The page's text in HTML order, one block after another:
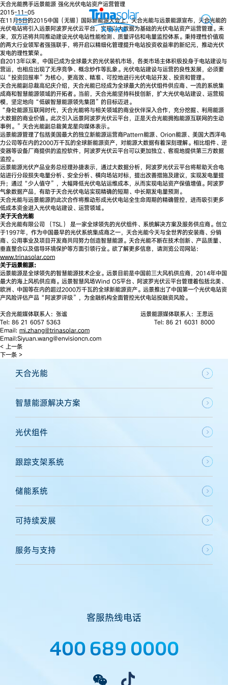
天合光能携手远景能源 强化光伏电站资产运营管理
2015-11-05
在11月5日的2015中国（无锡）国际新能源大会上，天合光能与远景能源宣布，天合光能的
光伏电站将引入远景阿波罗光伏云平台，实现以大数据为基础的光伏电站资产运营管理。未
来，双方还将共同推动建设光伏电站性能检测、质量评估和电量监控体系。秉持理性价值观
的两大行业领军者强强联手，将开启以精细化管理提升电站投资收益率的新纪元，推动光伏
发电的理性繁荣。
自2013年以来，中国已成为全球最大的光伏装机市场，各类市场主体积极投身于电站建设与
营运，也相应出现了无序竞争、概念炒作等乱象。光伏电站建设与运营的良性发展，必须要
以“投资回报率”为核心，更高效、精准、可控地进行光伏电站开发、投资和管理。
天合光能副总裁高纪庆介绍，天合光能已经成为全球最大的光伏组件供应商、一流的系统集
成商和智慧能源领域的开拓者。当前，天合光能坚持科技创新，扩大光伏电站建设、运营规
模，坚定地向“低碳智慧能源领先集团”的目标迈进。
“身处能源互联网时代，天合光能将与相关领域的商业伙伴深入合作，充分挖掘、利用能源
大数据的商业价值。此次引入远景阿波罗光伏云平台，正是天合光能拥抱能源互联网的生动
事例。”天合光能副总裁黄龙星向媒体表示。
远景能源管理了包括美国最大的独立新能源运营商Pattern能源、Orion能源、美国大西洋电
力公司等在内的2000万千瓦的全球新能源资产，对能源大数据有着深刻理解。相比组件、逆
变器等设备厂商提供的监控软件，阿波罗光伏云平台可以更加独立、客观地提供第三方数据
监控。
远景能源光伏产品业务总经理孙捷表示，通过大数据分析，阿波罗光伏云平台将帮助天合电
站进行分段损失电量分析、安全分析、横向场站对标，提出改善措施及建议，实现发电量提
升；通过“少人值守”，大幅降低光伏电站运维成本，从而实现电站资产保值增值。阿波罗
气象数据产品，有助于天合光伏电站实现精确的短期、中长期发电量预测。
天合光能与远景能源的此次合作将推动形成光伏电站全生命周期的精确管控，进而吸引更多
低成本资金进入光伏电站建设、运营领域。
关于天合光能
天合光能有限公司 （TSL） 是一家全球领先的光伏组件、系统解决方案及服务供应商。创立
于1997年，作为中国最早的光伏系统集成商之一，天合光能今天与全世界的安装商、分销
商、公用事业及项目开发商共同努力创造智慧能源。天合光能不断在技术创新、产品质量、
垂直整合以及倡导环境保护等方面引领行业。欲了解更多信息，请浏览公司网站：
www.trinasolar.com
关于远景能源：
远景能源是全球领先的智慧能源技术企业。远景目前是中国前三大风机供应商，2014年中国
最大的海上风机供应商。远景智慧风场Wind OS平台、阿波罗光伏云平台管理着包括北美、
欧洲、中国等在内的超过2000万千瓦的全球新能源资产。远景推出了中国第一个光伏电站资
产风险评估产品“阿波罗评级”，为金融机构全面管控光伏电站投融资风险。
天合光能媒体联系人：张谧 远景能源媒体联系人：王思远
Tel: 86 21 6057 5363 Tel: 86 21 6031 8000
Email: mi.zhang@trinasolar.com
Email:Siyuan.wang@envisioncn.com
< 上一条
下一条 >
天合光能
智慧能源解决方案
光伏组件
跟踪支架系统
储能系统
可持续发展
服务与支持
客服热线电话
400 689 0000